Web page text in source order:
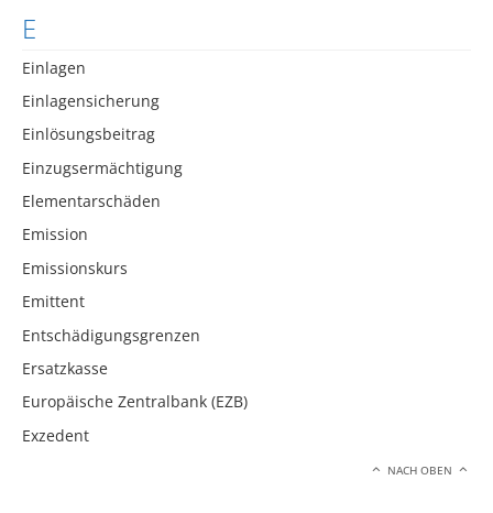
E
Einlagen
Einlagensicherung
Einlösungsbeitrag
Einzugsermächtigung
Elementarschäden
Emission
Emissionskurs
Emittent
Entschädigungsgrenzen
Ersatzkasse
Europäische Zentralbank (EZB)
Exzedent
NACH OBEN